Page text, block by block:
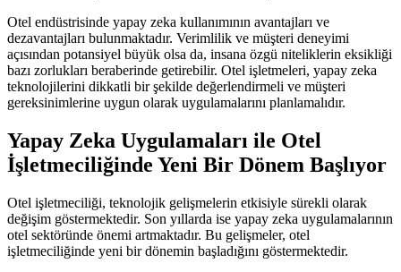
Otel endüstrisinde yapay zeka kullanımının avantajları ve
dezavantajları bulunmaktadır. Verimlilik ve müşteri deneyimi
açısından potansiyel büyük olsa da, insana özgü niteliklerin eksikliği
bazı zorlukları beraberinde getirebilir. Otel işletmeleri, yapay zeka
teknolojilerini dikkatli bir şekilde değerlendirmeli ve müşteri
gereksinimlerine uygun olarak uygulamalarını planlamalıdır.
Yapay Zeka Uygulamaları ile Otel
İşletmeciliğinde Yeni Bir Dönem Başlıyor
Otel işletmeciliği, teknolojik gelişmelerin etkisiyle sürekli olarak
değişim göstermektedir. Son yıllarda ise yapay zeka uygulamalarının
otel sektöründe önemi artmaktadır. Bu gelişmeler, otel
işletmeciliğinde yeni bir dönemin başladığını göstermektedir.